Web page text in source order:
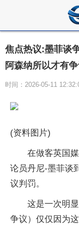
焦点热议:墨菲谈
阿森纳所以才有
时间：2026-05-11
(资料图片)
在做客英国
论员丹尼-墨菲谈
议判罚。
这是一次明
争议）仅仅因为这